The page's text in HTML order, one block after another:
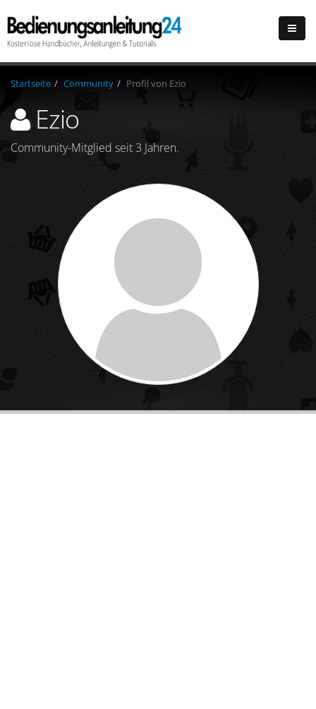
Startseite Community Profil von Ezio
Ezio
Community-Mitglied seit 3 Jahren.